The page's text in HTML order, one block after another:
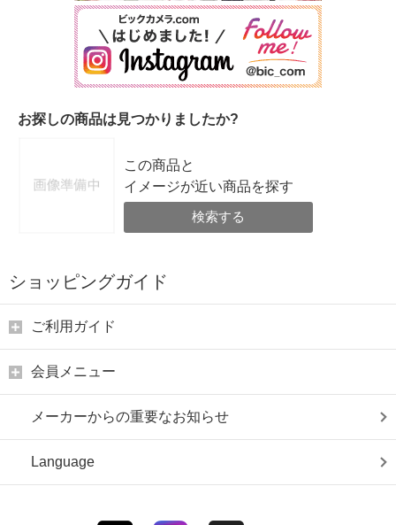
お探しの商品は見つかりましたか?
この商品と
イメージが近い商品を探す
検索する
ショッピングガイド
ご利用ガイド
会員メニュー
メーカーからの重要なお知らせ
Language